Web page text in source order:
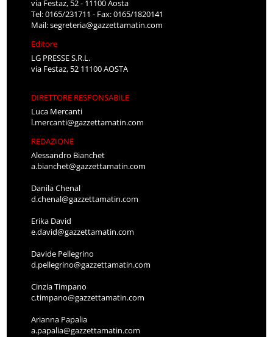
via Festaz, 52 - 11100 Aosta
Tel: 0165/231711 - Fax: 0165/1820141
Mail:segreteria@gazzettamatin.com
Editore
LG PRESSE S.R.L.
via Festaz, 52 11100 AOSTA
DIRETTORE RESPONSABILE
Luca Mercanti
l.mercanti@gazzettamatin.com
REDAZIONE
Alessandro Bianchet
a.bianchet@gazzettamatin.com
Danila Chenal
d.chenal@gazzettamatin.com
Erika David
e.david@gazzettamatin.com
Davide Pellegrino
d.pellegrino@gazzettamatin.com
Cinzia Timpano
c.timpano@gazzettamatin.com
Arianna Papalia
a.papalia@gazzettamatin.com